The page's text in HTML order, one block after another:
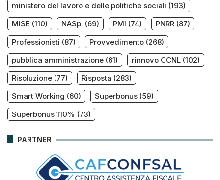
ministero del lavoro e delle politiche sociali (193)
MiSE (110) NASpI (69) PMI (74) PNRR (87)
Professionisti (87) Provvedimento (268)
pubblica amministrazione (61) rinnovo CCNL (102)
Risoluzione (77) Risposta (283)
Smart Working (60) Superbonus (59)
Superbonus 110% (73)
PARTNER